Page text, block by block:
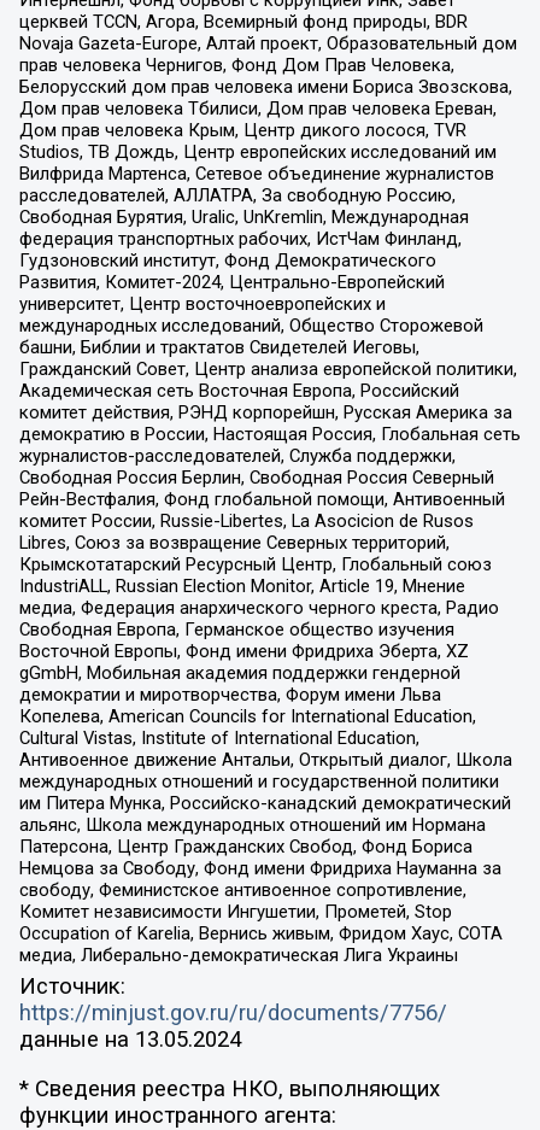
церквей TCCN, Агора, Всемирный фонд природы, BDR
Novaja Gazeta-Europe, Алтай проект, Образовательный дом
прав человека Чернигов, Фонд Дом Прав Человека,
Белорусский дом прав человека имени Бориса Звозскова,
Дом прав человека Тбилиси, Дом прав человека Ереван,
Дом прав человека Крым, Центр дикого лосося, TVR
Studios, ТВ Дождь, Центр европейских исследований им
Вилфрида Мартенса, Сетевое объединение журналистов
расследователей, АЛЛАТРА, За свободную Россию,
Свободная Бурятия, Uralic, UnKremlin, Международная
федерация транспортных рабочих, ИстЧам Финланд,
Гудзоновский институт, Фонд Демократического
Развития, Комитет-2024, Центрально-Европейский
университет, Центр восточноевропейских и
международных исследований, Общество Сторожевой
башни, Библии и трактатов Свидетелей Иеговы,
Гражданский Совет, Центр анализа европейской политики,
Академическая сеть Восточная Европа, Российский
комитет действия, РЭНД корпорейшн, Русская Америка за
демократию в России, Настоящая Россия, Глобальная сеть
журналистов-расследователей, Служба поддержки,
Свободная Россия Берлин, Свободная Россия Северный
Рейн-Вестфалия, Фонд глобальной помощи, Антивоенный
комитет России, Russie-Libertes, La Asocicion de Rusos
Libres, Союз за возвращение Северных территорий,
Крымскотатарский Ресурсный Центр, Глобальный союз
IndustriALL, Russian Election Monitor, Article 19, Мнение
медиа, Федерация анархического черного креста, Радио
Свободная Европа, Германское общество изучения
Восточной Европы, Фонд имени Фридриха Эберта, XZ
gGmbH, Мобильная академия поддержки гендерной
демократии и миротворчества, Форум имени Льва
Копелева, American Councils for International Education,
Cultural Vistas, Institute of International Education,
Антивоенное движение Антальи, Открытый диалог, Школа
международных отношений и государственной политики
им Питера Мунка, Российско-канадский демократический
альянс, Школа международных отношений им Нормана
Патерсона, Центр Гражданских Свобод, Фонд Бориса
Немцова за Свободу, Фонд имени Фридриха Науманна за
свободу, Феминистское антивоенное сопротивление,
Комитет независимости Ингушетии, Прометей, Stop
Occupation of Karelia, Вернись живым, Фридом Хаус, СОТА
медиа, Либерально-демократическая Лига Украины
Источник:
https://minjust.gov.ru/ru/documents/7756/
данные на 13.05.2024
* Сведения реестра НКО, выполняющих
функции иностранного агента: